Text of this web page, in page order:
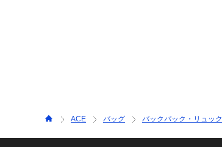
ACE バッグ バックパック・リュック